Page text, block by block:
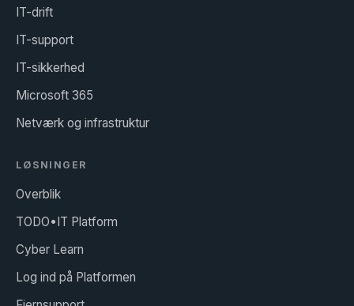
IT-drift
IT-support
IT-sikkerhed
Microsoft 365
Netværk og infrastruktur
LØSNINGER
Overblik
TODO•IT Platform
Cyber Learn
Log ind på Platformen